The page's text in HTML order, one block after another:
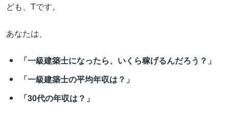
ども、Tです。
あなたは、
「一級建築士になったら、いくら稼げるんだろう？」
「一級建築士の平均年収は？」
「30代の年収は？」